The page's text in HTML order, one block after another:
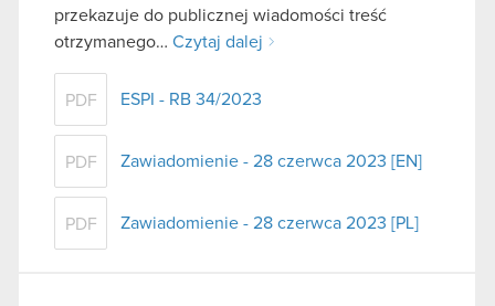
przekazuje do publicznej wiadomości treść
otrzymanego… Czytaj dalej
PDF ESPI - RB 34/2023
PDF Zawiadomienie - 28 czerwca 2023 [EN]
PDF Zawiadomienie - 28 czerwca 2023 [PL]